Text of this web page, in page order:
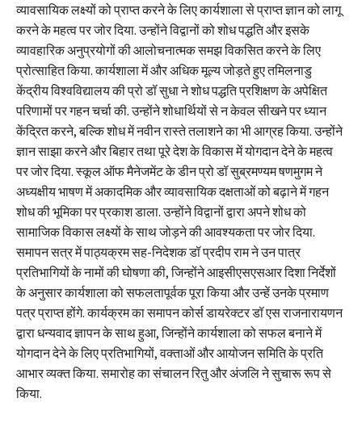
व्यावसायिक लक्ष्यों को प्राप्त करने के लिए कार्यशाला से प्राप्त ज्ञान को लागू
करने के महत्व पर जोर दिया. उन्होंने विद्वानों को शोध पद्धति और इसके
व्यावहारिक अनुप्रयोगों की आलोचनात्मक समझ विकसित करने के लिए
प्रोत्साहित किया. कार्यशाला में और अधिक मूल्य जोड़ते हुए तमिलनाडु
केंद्रीय विश्वविद्यालय की प्रो डॉ सुधा ने शोध पद्धति प्रशिक्षण के अपेक्षित
परिणामों पर गहन चर्चा की. उन्होंने शोधार्थियों से न केवल सीखने पर ध्यान
केंद्रित करने, बल्कि शोध में नवीन रास्ते तलाशने का भी आग्रह किया. उन्होंने
ज्ञान साझा करने और बिहार तथा पूरे देश के विकास में योगदान देने के महत्व
पर जोर दिया. स्कूल ऑफ मैनेजमेंट के डीन प्रो डॉ सुब्रमण्यम षणमुगम ने
अध्यक्षीय भाषण में अकादमिक और व्यावसायिक दक्षताओं को बढ़ाने में गहन
शोध की भूमिका पर प्रकाश डाला. उन्होंने विद्वानों द्वारा अपने शोध को
सामाजिक विकास लक्ष्यों के साथ जोड़ने की आवश्यकता पर जोर दिया.
समापन सत्र में पाठ्यक्रम सह-निदेशक डॉ प्रदीप राम ने उन पात्र
प्रतिभागियों के नामों की घोषणा की, जिन्होंने आइसीएसएसआर दिशा निर्देशों
के अनुसार कार्यशाला को सफलतापूर्वक पूरा किया और उन्हें उनके प्रमाण
पत्र प्राप्त होंगे. कार्यक्रम का समापन कोर्स डायरेक्टर डॉ एस राजनारायणन
द्वारा धन्यवाद ज्ञापन के साथ हुआ, जिन्होंने कार्यशाला को सफल बनाने में
योगदान देने के लिए प्रतिभागियों, वक्ताओं और आयोजन समिति के प्रति
आभार व्यक्त किया. समारोह का संचालन रितु और अंजलि ने सुचारू रूप से
किया.